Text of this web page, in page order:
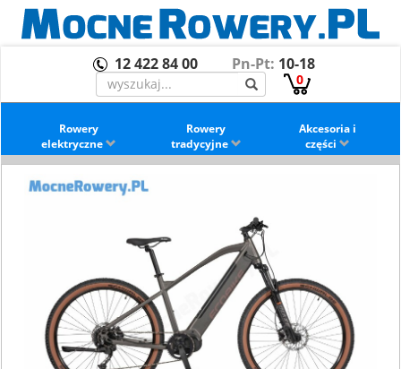
12 422 84 00 Pn-Pt: 10-18
0
Rowery
elektryczne
Rowery
tradycyjne
Akcesoria i
części